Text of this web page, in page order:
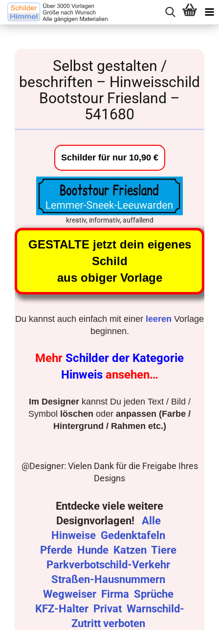
Selbst gestalten /
beschriften – Hinweisschild
Bootstour Friesland –
541680
Schilder für nur 10,90 €
kreativ, informativ, auffallend
GESTALTE jetzt dein eigenes
Schild
aus obiger Vorlage
Du kannst auch einfach mit einer leeren Vorlage
beginnen.
Mehr Schilder der Kategorie
Hinweis ansehen…
Im Designerkannst Du jeden Text / Bild /
Symbol löschen oder anpassen (Farbe /
Hintergrund / Rahmen etc.)
@Designer: Vielen Dank für die Freigabe Ihres
Designs
Entdecke viele weitere
Designvorlagen!
Alle
Hinweise Gedenktafeln
Pferde Hunde Katzen Tiere
Parkverbotschild-Verkehr
Straßen-Hausnummern
Wegweiser Firma Sprüche
KFZ-Halter Privat Warnschild-
Zutritt verboten